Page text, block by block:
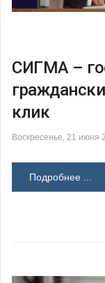
СИГМА –
клик
Воскресенье, 21 июня
Подробнее ...